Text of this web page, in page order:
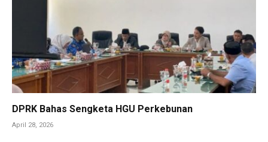
DPRK Bahas Sengketa HGU Perkebunan
April 28, 2026